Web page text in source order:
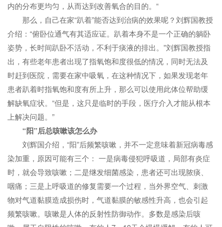
内的分布更均匀，从而达到改善氧合的目的。“
那么，自己在家“趴着”能否达到治病的效果呢？刘辉国教授
介绍：“俯卧位通气有其适应证。趴着本身不是一个正确的躺卧
姿势，长时间趴卧不活动，不利于痰液的排出。”刘辉国教授指
出，有些老年患者出现了指氧饱和度很低的情况，同时无法及
时赶到医院，需要在家中吸氧，在这种情况下，如果发现老年
患者趴着时指氧饱和度有所上升，那么可以使用此体位帮助缓
解缺氧症状。“但是，这只是临时的手段，医疗介入才能从根本
上解决问题。”
“阳”后总咳嗽该怎么办
刘辉国介绍，“阳”后频繁咳嗽，并不一定意味着新冠病毒感
染加重，原因可能有三个： 一是病毒侵犯呼吸道，局部有炎症
时，就会导致咳嗽；二是继发细菌感染，患者还可出现脓痰、
咽痛；三是上呼吸道的修复需要一个过程，当外界空气、刺激
物对气道黏膜造成损伤时，气道黏膜的敏感性升高，也会引起
频繁咳嗽。咳嗽是人体的反射性防御动作。多数是感染后咳